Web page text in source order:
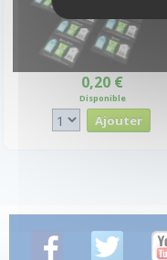
0,20 €
Disponible